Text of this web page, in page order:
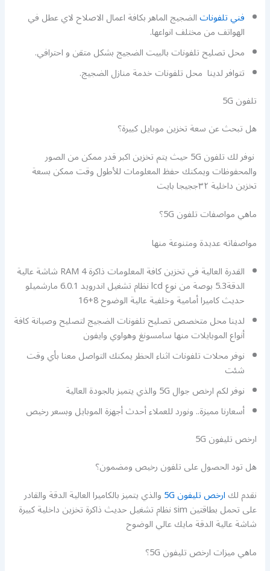
فني تلفوناتالضجيج الماهر بكافة اعمال الاصلاح لاي عطل في
الهواتف من مختلف انواعها.
محل تصليح تلفونات بالبيت الضجيج بشكل متقن و احترافي.
تتوافر لدينا محل تلفونات خدمة منازل الضجيج.
تلفون 5G
هل تبحث عن سعة تخزين موبايل كبيرة؟
نوفر لك تلفون 5G حيث يتم تخزين اكبر قدر ممكن من الصور
والمحفوظات ويمكنك حفظ المعلومات للأطول وقت ممكن بسعة
تخزين داخلية ٣٢ججيجا بايت
ماهي مواصفات تلفون 5G؟
مواصفاته عديدة ومتنوعة منها
القدرة العالية في تخزين كافة المعلومات ذاكرة RAM 4 شاشة عالية
الدقة5.3 بوصة من نوع lcd نظام تشغيل اندرويد 6.0.1 مارشميلو
حديث كاميرا أمامية وخلفية عالية الوضوح 8+16
لدينا محل متخصص تصليح تلفونات الضجيج لتصليح وصيانة كافة
أنواع الموبايلات منها سامسونغ وهواوي وايفون
نوفر محلات تلفونات اثناء الحظر يمكنك التواصل معنا بأي وقت
شئت
نوفر لكم ارخص جوال 5G والذي يتميز بالجودة العالية
أسعارنا مميزة.. ونورد للعملاء أحدث أجهزة الموبايل وبسعر رخيص
ارخص تليفون 5G
هل تود الحصول على تلفون رخيص ومضمون؟
نقدم لكارخص تليفون 5G والذي يتميز بالكاميرا العالية الدقة والقادر
على تحمل بطاقتين sim نظام تشغيل حديث ذاكرة تخزين داخلية كبيرة
شاشة عالية الدقة مايك عالي الوضوح
ماهي ميزات ارخص تليفون 5G؟